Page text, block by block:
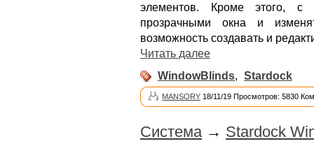
элементов. Кроме этого, с
прозрачными окна и
возможность создавать и
Читать далее
WindowBlinds, Stardock
MANSORY 18/11/19 Просмотров: 5830
Система → Stardock